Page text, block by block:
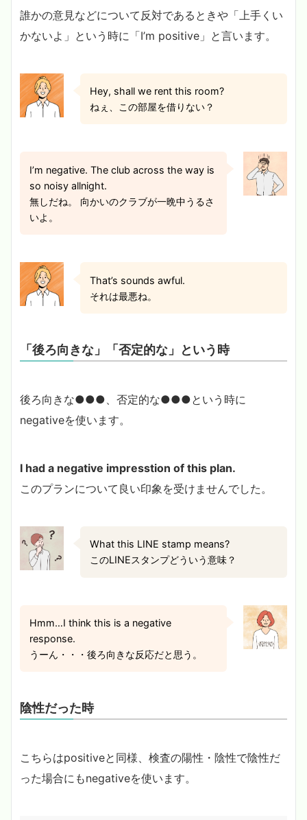
誰かの意見などについて反対であるときや「上手くい
かないよ」という時に「I’m positive」と言います。
Hey, shall we rent this room?
ねぇ、この部屋を借りない？
I’m negative. The club across the way is
so noisy allnight.
無しだね。 向かいのクラブが一晩中うるさ
いよ。
That’s sounds awful.
それは最悪ね。
「後ろ向きな」「否定的な」という時
後ろ向きな●●●、否定的な●●●という時に
negativeを使います。
I had a negative impresstion of this plan.
このプランについて良い印象を受けませんでした。
What this LINE stamp means?
このLINEスタンプどういう意味？
Hmm…I think this is a negative
response.
うーん・・・後ろ向きな反応だと思う。
陰性だった時
こちらはpositiveと同様、検査の陽性・陰性で陰性だ
った場合にもnegativeを使います。